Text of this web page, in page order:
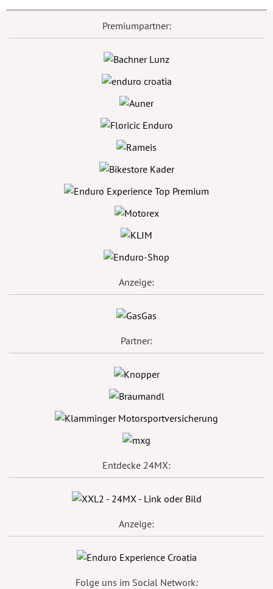
Premiumpartner:
Anzeige:
Partner:
Entdecke 24MX:
Anzeige:
Folge uns im Social Network: